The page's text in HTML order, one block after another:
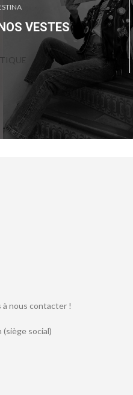
VESTES
nous contacter !
(siège social)